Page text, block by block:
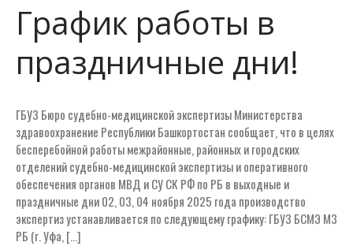
График работы в
праздничные дни!
ГБУЗ Бюро судебно-медицинской экспертизы Министерства
здравоохранение Республики Башкортостан сообщает, что в целях
бесперебойной работы межрайонные, районных и городских
отделений судебно-медицинской экспертизы и оперативного
обеспечения органов МВД и СУ СК РФ по РБ в выходные и
праздничные дни 02, 03, 04 ноября 2025 года производство
экспертиз устанавливается по следующему графику: ГБУЗ БСМЭ М3
РБ (г. Уфа, […]